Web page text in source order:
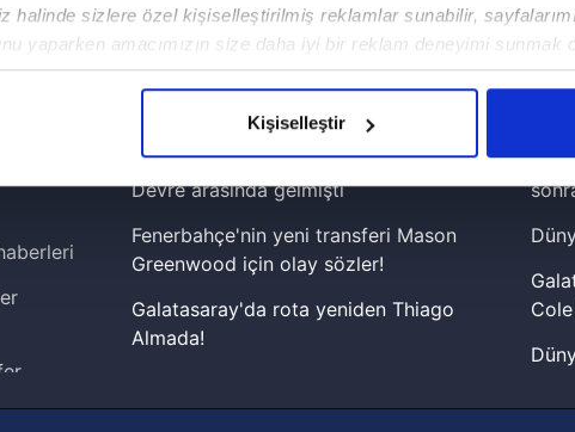
halinde sizlere özel kişiselleştirilmiş reklamlar sunabilir,
yaparken amacımızın size daha iyi bir reklam deneyimi sunmak
elimizden gelen çabayı gösterdiğimizi ve bu noktada, reklamların
bu çerezlere izin vermedikleri takdirde, kullanıcılara hedefli
için İnternet Sitemizde kendimize ve üçüncü kişilere ait
kişisel verileriniz işlenmekte olup gerekli olan çerezler bilgi
Diğer çerezler, sitemizin daha işlevsel kılınması ve
yapılması, amaçlarıyla sınırlı olarak açık rızanız dahilinde
aşağıda yer alan panel vasıtasıyla belirleyebilirsiniz. Çerezlere
Kişiselleştir
Fenerbahçe'de sürpriz ayrılık ihtimali!
Devre arasında gelmişti
Fenerbahçe'nin yeni transferi Mason
Greenwood için olay sözler!
Galatasaray'da rota yeniden Thiago
Almada!
muhtemel rakibi belli oldu! Gornik